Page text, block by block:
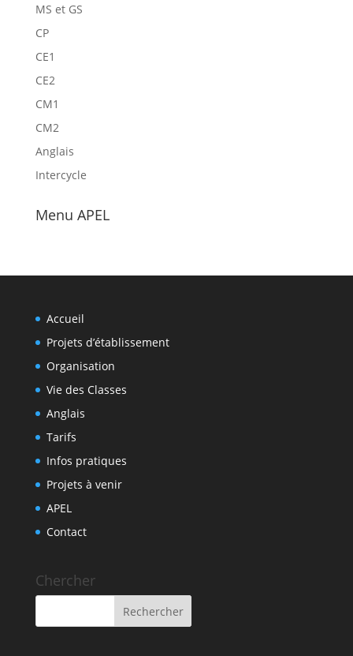
MS et GS
CP
CE1
CE2
CM1
CM2
Anglais
Intercycle
Menu APEL
Accueil
Projets d’établissement
Organisation
Vie des Classes
Anglais
Tarifs
Infos pratiques
Projets à venir
APEL
Contact
Chercher